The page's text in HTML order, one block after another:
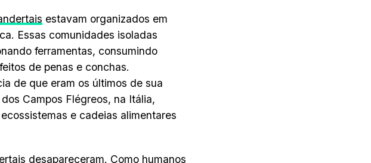
estavam organizados em
Essas comunidades isoladas
ferramentas, consumindo
de penas e conchas.
de que eram os últimos de sua
Campos Flégreos, na Itália,
e cadeias alimentares
desapareceram. Como humanos